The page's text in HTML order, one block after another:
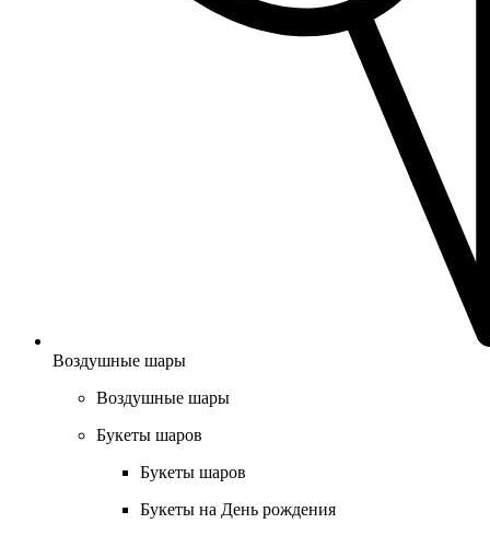
Воздушные шары
Воздушные шары
Букеты шаров
Букеты шаров
Букеты на День рождения